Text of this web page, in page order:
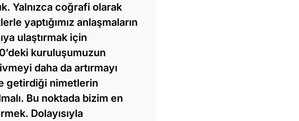
Yalnızca coğrafi olarak
yaptığımız anlaşmaların
ulaştırmak için
kuruluşumuzun
daha da artırmayı
getirdiği nimetlerin
Bu noktada bizim en
Dolayısıyla